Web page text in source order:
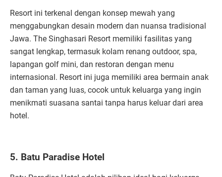
Resort ini terkenal dengan konsep mewah yang
menggabungkan desain modern dan nuansa tradisional
Jawa. The Singhasari Resort memiliki fasilitas yang
sangat lengkap, termasuk kolam renang outdoor, spa,
lapangan golf mini, dan restoran dengan menu
internasional. Resort ini juga memiliki area bermain anak
dan taman yang luas, cocok untuk keluarga yang ingin
menikmati suasana santai tanpa harus keluar dari area
hotel.
5. Batu Paradise Hotel